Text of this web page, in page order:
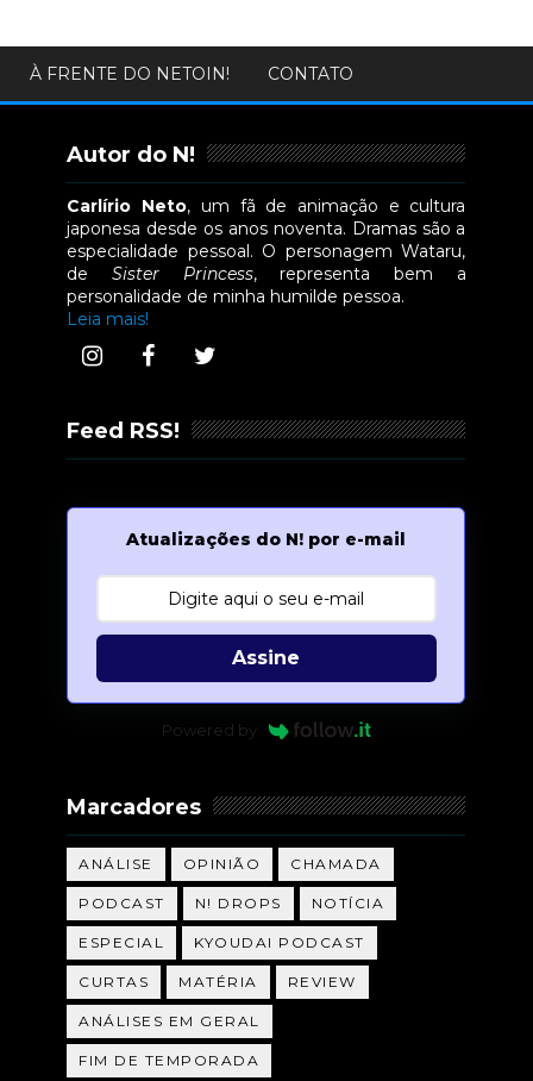
À FRENTE DO NETOIN! CONTATO
Autor do N!
Carlírio Neto, um fã de animação e cultura
japonesa desde os anos noventa. Dramas são a
especialidade pessoal. O personagem Wataru,
deSister Princess, representa bem a
personalidade de minha humilde pessoa.
Leia mais!
Feed RSS!
Atualizações do N! por e-mail
Assine
Powered by
Marcadores
ANÁLISE OPINIÃO CHAMADA
PODCAST N! DROPS NOTÍCIA
ESPECIAL KYOUDAI PODCAST
CURTAS MATÉRIA REVIEW
ANÁLISES EM GERAL
FIM DE TEMPORADA